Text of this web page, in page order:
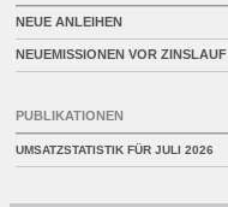
NEUE ANLEIHEN
NEUEMISSIONEN VOR ZINSLAUF
PUBLIKATIONEN
UMSATZSTATISTIK FÜR JULI 2026